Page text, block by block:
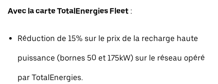
Avec la carte TotalEnergies Fleet :
Réduction de 15% sur le prix de la recharge haute
puissance (bornes 50 et 175kW) sur le réseau opéré
par TotalEnergies.